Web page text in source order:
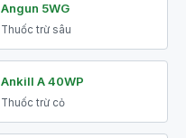
Angun 5WG
Thuốc trừ sâu
Ankill A 40WP
Thuốc trừ cỏ